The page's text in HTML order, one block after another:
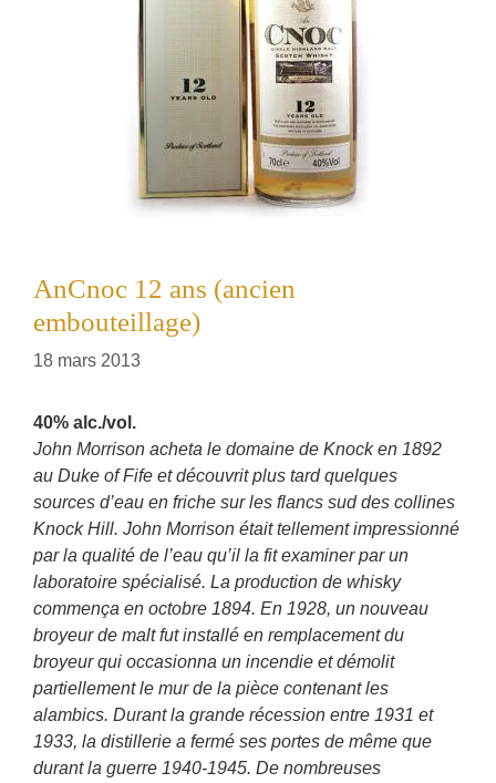
AnCnoc 12 ans (ancien
embouteillage)
18 mars 2013
40% alc./vol.
John Morrison acheta le domaine de Knock en 1892
au Duke of Fife et découvrit plus tard quelques
sources d’eau en friche sur les flancs sud des collines
Knock Hill. John Morrison était tellement impressionné
par la qualité de l’eau qu’il la fit examiner par un
laboratoire spécialisé. La production de whisky
commença en octobre 1894. En 1928, un nouveau
broyeur de malt fut installé en remplacement du
broyeur qui occasionna un incendie et démolit
partiellement le mur de la pièce contenant les
alambics. Durant la grande récession entre 1931 et
1933, la distillerie a fermé ses portes de même que
durant la guerre 1940-1945. De nombreuses